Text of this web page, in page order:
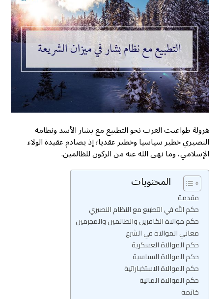
هرولة طواغيت العرب نحو التطبيع مع بشار الأسد ونظامه
النصيري خطير سياسيا وخطير عقديا؛ إذ يصادم عقيدة الولاء
الإسلامي، وما نهى الله عنه من الركون للظالمين.
المحتويات
مقدمة
حكم الله في التطبيع مع النظام النصيري
حكم موالاة الكافرين والظالمين والمجرمين
معاني الموالاة في الشرع
حكم الموالاة العسكرية
حكم الموالاة السياسية
حكم الموالاة الاستخباراتية
حكم الموالاة المالية
خاتمة